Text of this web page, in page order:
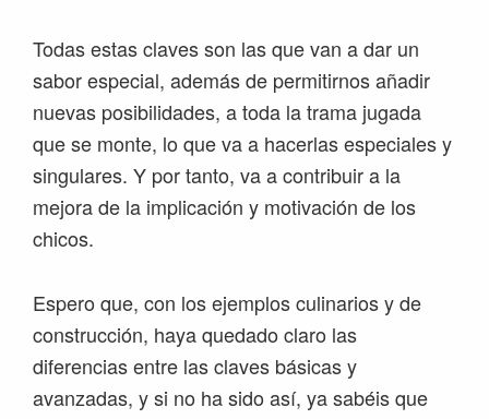
Todas estas claves son las que van a dar un
sabor especial, además de permitirnos añadir
nuevas posibilidades, a toda la trama jugada
que se monte, lo que va a hacerlas especiales y
singulares. Y por tanto, va a contribuir a la
mejora de la implicación y motivación de los
chicos.
Espero que, con los ejemplos culinarios y de
construcción, haya quedado claro las
diferencias entre las claves básicas y
avanzadas, y si no ha sido así, ya sabéis que